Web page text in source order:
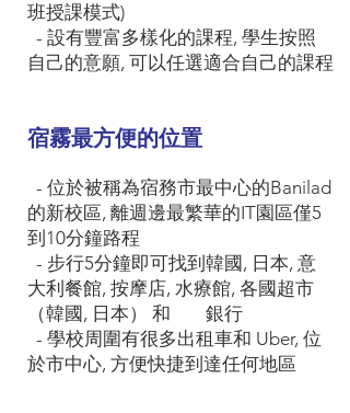
班授課模式)
- 設有豐富多樣化的課程, 學生按照
自己的意願, 可以任選適合自己的課程
宿霧最方便的位置
- 位於被稱為宿務市最中心的Banilad
的新校區, 離週邊最繁華的IT園區僅5
到10分鐘路程
- 步行5分鐘即可找到韓國, 日本, 意
大利餐館, 按摩店, 水療館, 各國超市
（韓國, 日本） 和 銀行
- 學校周圍有很多出租車和 Uber, 位
於市中心, 方便快捷到達任何地區